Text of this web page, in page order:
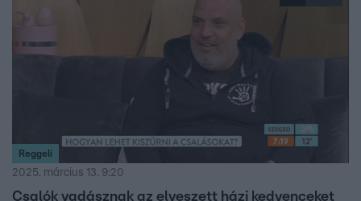
Kapin Richárd, a Szurkolók az Állatokért vezetője szerint
az állatokat valószínűleg autóval hozták a helyszínre, ők
is keresik, hogy honnan.
Reggeli
2025. március 13. 9:20
Csalók vadásznak az elveszett házi kedvenceket